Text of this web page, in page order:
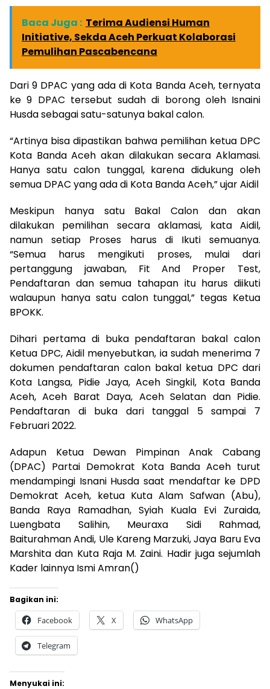
Baca Juga : Terima Audiensi Human
Initiative, Sekda Aceh Perkuat Kolaborasi
Pemulihan Pascabencana
Dari 9 DPAC yang ada di Kota Banda Aceh, ternyata
ke 9 DPAC tersebut sudah di borong oleh Isnaini
Husda sebagai satu-satunya bakal calon.
“Artinya bisa dipastikan bahwa pemilihan ketua DPC
Kota Banda Aceh akan dilakukan secara Aklamasi.
Hanya satu calon tunggal, karena didukung oleh
semua DPAC yang ada di Kota Banda Aceh,” ujar Aidil
Meskipun hanya satu Bakal Calon dan akan
dilakukan pemilihan secara aklamasi, kata Aidil,
namun setiap Proses harus di Ikuti semuanya.
“Semua harus mengikuti proses, mulai dari
pertanggung jawaban, Fit And Proper Test,
Pendaftaran dan semua tahapan itu harus diikuti
walaupun hanya satu calon tunggal,” tegas Ketua
BPOKK.
Dihari pertama di buka pendaftaran bakal calon
Ketua DPC, Aidil menyebutkan, ia sudah menerima 7
dokumen pendaftaran calon bakal ketua DPC dari
Kota Langsa, Pidie Jaya, Aceh Singkil, Kota Banda
Aceh, Aceh Barat Daya, Aceh Selatan dan Pidie.
Pendaftaran di buka dari tanggal 5 sampai 7
Februari 2022.
Adapun Ketua Dewan Pimpinan Anak Cabang
(DPAC) Partai Demokrat Kota Banda Aceh turut
mendampingi Isnani Husda saat mendaftar ke DPD
Demokrat Aceh, ketua Kuta Alam Safwan (Abu),
Banda Raya Ramadhan, Syiah Kuala Evi Zuraida,
Luengbata Salihin, Meuraxa Sidi Rahmad,
Baiturahman Andi, Ule Kareng Marzuki, Jaya Baru Eva
Marshita dan Kuta Raja M. Zaini. Hadir juga sejumlah
Kader lainnya Ismi Amran()
Bagikan ini:
Facebook X WhatsApp
Telegram
Menyukai ini: